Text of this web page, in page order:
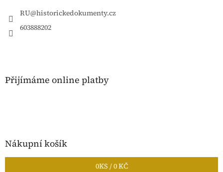
RU@historickedokumenty.cz
603888202
Přijímáme online platby
Nákupní košík
0KS /0 KČ